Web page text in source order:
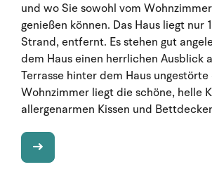
und wo Sie sowohl vom
genießen können. Das Haus liegt
Strand, entfernt. Es stehen gut
dem Haus einen herrlichen Ausblick
Terrasse hinter dem Haus
Wohnzimmer liegt die schöne, helle
allergenarmen Kissen und